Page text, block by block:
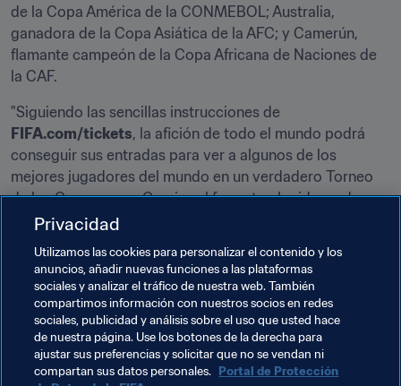
de la Copa América de la CONMEBOL; Australia,
ganadora de la Copa Asiática de la AFC; y Camerún,
flamante campeón de la Copa Africana de Naciones de
la CAF.
FIFA.com/tickets, la afición de todo el mundo podrá
conseguir sus entradas para ver a algunos de los
mejores jugadores del mundo en un verdadero Torneo
de los Campeones. Gracias al formato elegido, cada
encuentro promete ser decisivo", declaró Falk Eller, jefe
La venta de entradas para la Copa FIFA
Confederaciones comenzó en noviembre de 2016 y la
mayor demanda ha sido de la afición rusa, seguida de la
chilena.
Privacidad
Utilizamos las cookies para personalizar el contenido y los
anuncios, añadir nuevas funciones a las plataformas
sociales y analizar el tráfico de nuestra web. También
compartimos información con nuestros socios en redes
sociales, publicidad y análisis sobre el uso que usted hace
de nuestra página. Use los botones de la derecha para
ajustar sus preferencias y solicitar que no se vendan ni
compartan sus datos personales. Portal de Protección